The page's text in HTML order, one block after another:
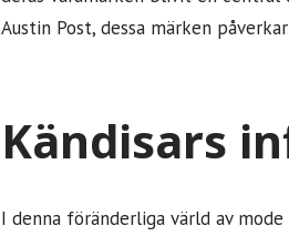
Austin Post, dessa märken
Kändisars
I denna föränderliga värld av